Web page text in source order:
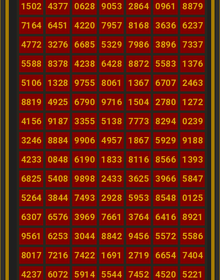
1502
4377 0628 9053 2864 0961
8879
7164
6451 4220 7957 8168 3636
6237
4772
3276 6685 5329 7986 3896
7337
5588
8378 4238 6428 8872 5583
1376
5106
1328 9755 8061 1367 6707
2463
8819
4925 6790 9716 1504 2780
1272
4156
9187 3355 5138 7773 8294
0239
3246
8884 9906 4957 1867 5929
9188
4233
0848 6190 1833 8116 8566
1393
6825
5408 9898 2433 3625 3966
5847
5264
3844 7493 2928 5953 8548
0125
6307
6576 3969 7661 3764 6416
8921
9561
6253 3044 8842 9456 5572
5586
8017
7216 7422 1691 2719 6654
7404
4237
6072 5914 5544 7452 4520
5221